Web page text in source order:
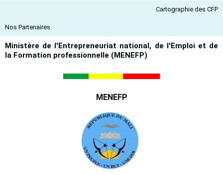
contenu
Cartographie des CFP
Nos Partenaires
Ministère de l'Entrepreneuriat national, de l'Emploi et de
la Formation professionnelle (MENEFP)
MENEFP